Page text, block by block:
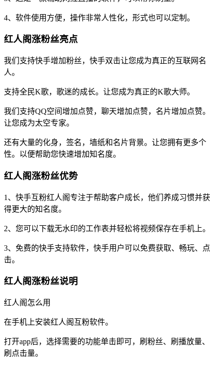
4、软件使用方便，操作非常人性化，形式也可以定制。
红人阁涨粉丝亮点
我们支持快手增加粉丝，快手双击让您成为真正的互联网名
人。
支持全民K歌，歌迷的成长。让您成为真正的K歌大师。
我们支持QQ空间增加点赞，聊天增加点赞，名片增加点赞。
让您成为太空专家。
还有大量的化身，签名，墙纸和名片背景。让您拥有更多个
性。以便帮助您快速增加知名度。
红人阁涨粉丝优势
1、快手互粉红人阁专注于帮助客户成长，他们养成习惯并获
得更大的知名度。
2、您可以下载无水印的工作表并轻松将视频保存在手机上。
3、免费的快手支持软件，快手用户可以免费获取、畅玩、点
击。
红人阁涨粉丝说明
红人阁怎么用
在手机上安装红人阁互粉软件。
打开app后，选择需要的功能单击即可，刷粉丝、刷播放量、
刷点击量。